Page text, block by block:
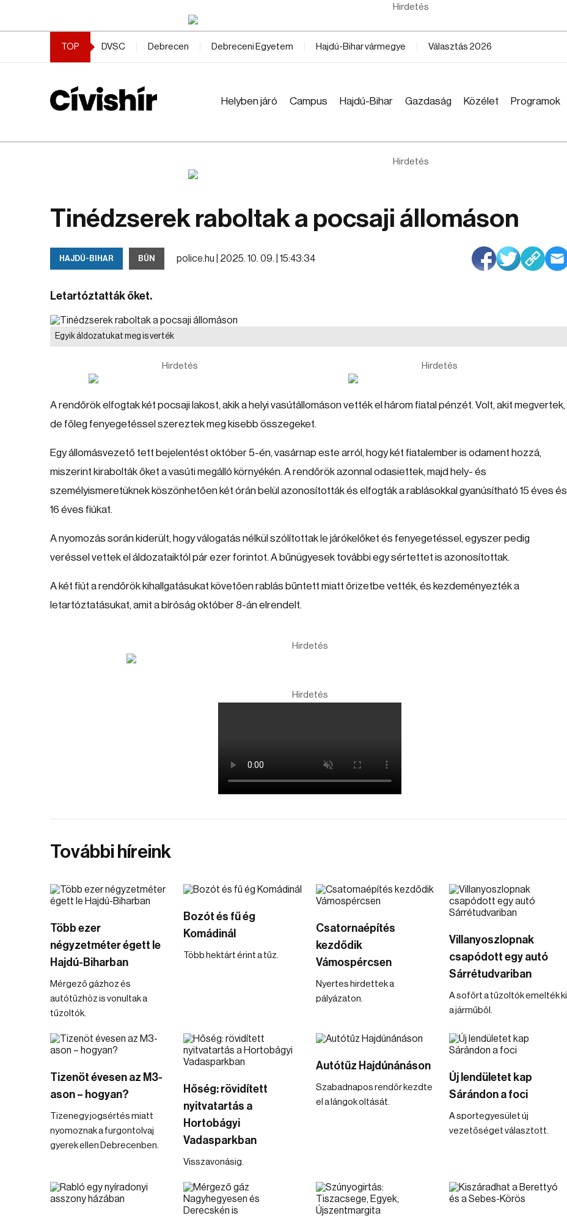
Hirdetés
TOP DVSC Debrecen Debreceni Egyetem Hajdú-Bihar vármegye Választás 2026
Helyben járó Campus Hajdú-Bihar Gazdaság Közélet Programok
Hirdetés
Tinédzserek raboltak a pocsaji állomáson
HAJDÚ-BIHAR BŰN police.hu | 2025. 10. 09. | 15:43:34
Letartóztatták őket.
Egyik áldozatukat meg is verték
Hirdetés Hirdetés
A rendőrök elfogtak két pocsaji lakost, akik a helyi vasútállomáson vették el három fiatal pénzét. Volt, akit megvertek,
de főleg fenyegetéssel szereztek meg kisebb összegeket.
Egy állomásvezető tett bejelentést október 5-én, vasárnap este arról, hogy két fiatalember is odament hozzá,
miszerint kirabolták őket a vasúti megálló környékén. A rendőrök azonnal odasiettek, majd hely- és
személyismeretüknek köszönhetően két órán belül azonosították és elfogták a rablásokkal gyanúsítható 15 éves és
16 éves fiúkat.
A nyomozás során kiderült, hogy válogatás nélkül szólítottak le járókelőket és fenyegetéssel, egyszer pedig
veréssel vettek el áldozataiktól pár ezer forintot. A bűnügyesek további egy sértettet is azonosítottak.
A két fiút a rendőrök kihallgatásukat követően rablás bűntett miatt őrizetbe vették, és kezdeményezték a
letartóztatásukat, amit a bíróság október 8-án elrendelt.
Hirdetés
Hirdetés
További híreink
Több ezer
négyzetméter égett le
Hajdú-Biharban
Mérgező gázhoz és
autótűzhöz is vonultak a
tűzoltók.
Bozót és fű ég
Komádinál
Több hektárt érint a tűz.
Csatornaépítés
kezdődik
Vámospércsen
Nyertes hirdettek a
pályázaton.
Villanyoszlopnak
csapódott egy autó
Sárrétudvariban
A sofőrt a tűzoltók emelték ki
a járműből.
Tizenöt évesen az M3-
ason – hogyan?
Tizenegy jogsértés miatt
nyomoznak a furgontolvaj
gyerek ellen Debrecenben.
Hőség: rövidített
nyitvatartás a
Hortobágyi
Vadasparkban
Visszavonásig.
Autótűz Hajdúnánáson
Szabadnapos rendőr kezdte
el a lángok oltását.
Új lendületet kap
Sárándon a foci
A sportegyesület új
vezetőséget választott.